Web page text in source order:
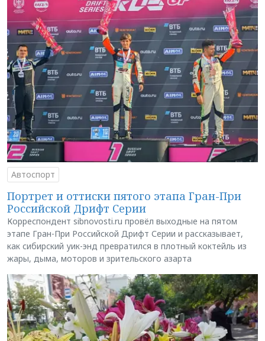
Автоспорт
Портрет и оттиски пятого этапа Гран-При
Российской Дрифт Серии
Корреспондент sibnovosti.ru провёл выходные на пятом
этапе Гран-При Российской Дрифт Серии и рассказывает,
как сибирский уик-энд превратился в плотный коктейль из
жары, дыма, моторов и зрительского азарта